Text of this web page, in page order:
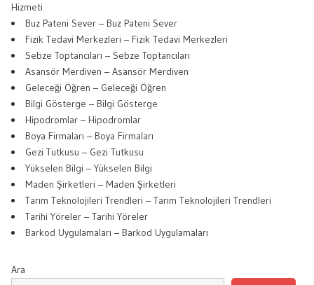
Hizmeti
Buz Pateni Sever – Buz Pateni Sever
Fizik Tedavi Merkezleri – Fizik Tedavi Merkezleri
Sebze Toptancıları – Sebze Toptancıları
Asansör Merdiven – Asansör Merdiven
Geleceği Öğren – Geleceği Öğren
Bilgi Gösterge – Bilgi Gösterge
Hipodromlar – Hipodromlar
Boya Firmaları – Boya Firmaları
Gezi Tutkusu – Gezi Tutkusu
Yükselen Bilgi – Yükselen Bilgi
Maden Şirketleri – Maden Şirketleri
Tarım Teknolojileri Trendleri – Tarım Teknolojileri Trendleri
Tarihi Yöreler – Tarihi Yöreler
Barkod Uygulamaları – Barkod Uygulamaları
Ara